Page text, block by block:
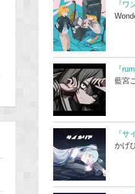
『ワ
『
藍宮
『サ
かげ